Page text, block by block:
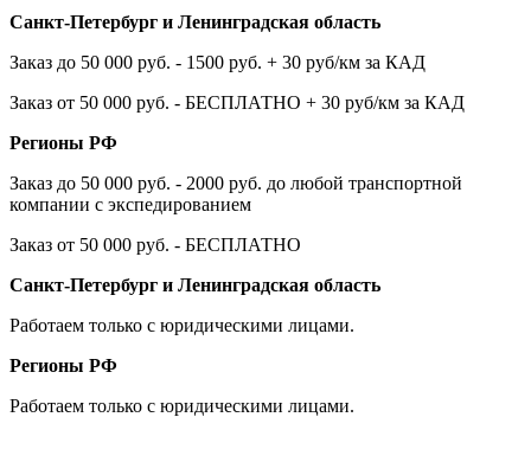
Санкт-Петербург и Ленинградская область
Заказ до 50 000 руб. - 1500 руб. + 30 руб/км за КАД
Заказ от 50 000 руб. - БЕСПЛАТНО + 30 руб/км за КАД
Регионы РФ
Заказ до 50 000 руб. - 2000 руб. до любой транспортной
компании с экспедированием
Заказ от 50 000 руб. - БЕСПЛАТНО
Санкт-Петербург и Ленинградская область
Работаем только с юридическими лицами.
Регионы РФ
Работаем только с юридическими лицами.